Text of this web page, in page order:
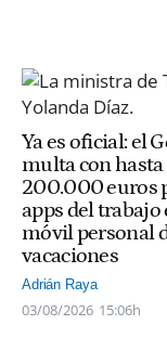
Ya es oficial: el
multa con hasta
200.000 euros
apps del trabajo
móvil personal
vacaciones
Adrián Raya
03/08/2026 15:06h